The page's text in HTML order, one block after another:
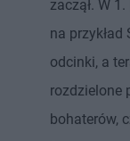
zaczął. W
na przykład
odcinki, a
rozdzielone
bohaterów,